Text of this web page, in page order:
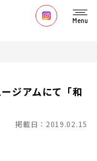
Menu
ジアムにて「和
掲載日：2019.02.15